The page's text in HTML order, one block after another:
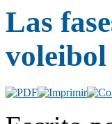
Las
voleibol